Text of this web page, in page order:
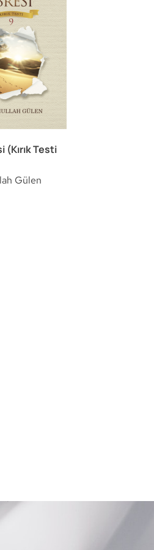
(Kırık Testi
Gülen